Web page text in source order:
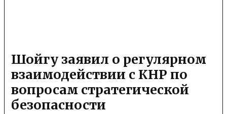
Шойгу заявил о регулярном
взаимодействии с КНР по
вопросам стратегической
безопасности